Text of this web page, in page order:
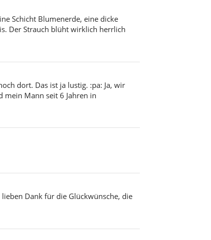
Schicht Blumenerde, eine dicke
Der Strauch blüht wirklich herrlich
dort. Das ist ja lustig. :pa: Ja, wir
mein Mann seit 6 Jahren in
Dank für die Glückwünsche, die